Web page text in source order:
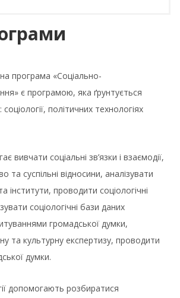
програма «Соціально-
є програмою, яка ґрунтується
політичних технологіях
вивчати соціальні зв’язки і взаємодії,
та суспільні відносини, аналізувати
інститути, проводити соціологічні
соціологічні бази даних
громадської думки,
та культурну експертизу, проводити
думки.
допомогають розбиратися